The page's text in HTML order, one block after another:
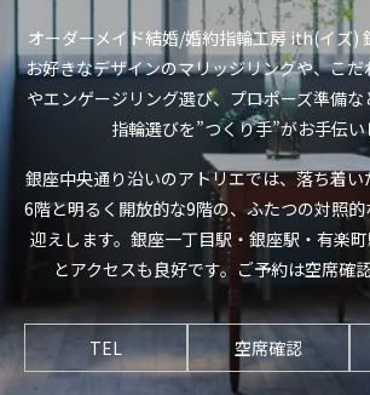
オーダーメイド結婚/婚約指輪工房 ith(イズ)
お好きなデザインのマリッジリングや、こ
やエンゲージリング選び、プロポーズ準備な
指輪選びを”つくり手”がお手伝い
銀座中央通り沿いのアトリエでは、落ち着
6階と明るく開放的な9階の、ふたつの対照
迎えします。銀座一丁目駅・銀座駅・有楽
とアクセスも良好です。ご予約は空席確
TEL 空席確認